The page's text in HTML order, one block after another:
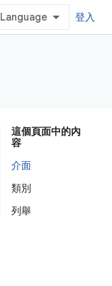
登入
這個頁面中的內
容
介面
類別
列舉